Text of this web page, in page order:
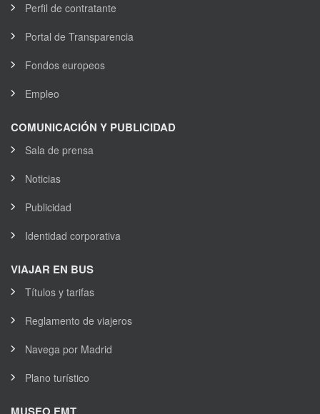
Perfil de contratante
Portal de Transparencia
Fondos europeos
Empleo
COMUNICACIÓN Y PUBLICIDAD
Sala de prensa
Noticias
Publicidad
Identidad corporativa
VIAJAR EN BUS
Títulos y tarifas
Reglamento de viajeros
Navega por Madrid
Plano turístico